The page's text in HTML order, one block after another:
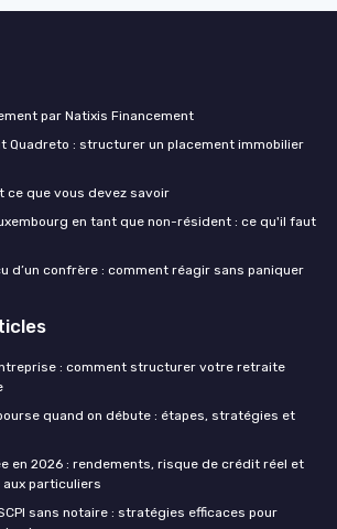
par Natixis Financement
Quadreto : structurer un placement immobilier
ce que vous devez savoir
en tant que non-résident : ce qu'il faut
d’un confrère : comment réagir sans paniquer
: comment structurer votre retraite
quand on débute : étapes, stratégies et
en 2026 : rendements, risque de crédit réel et
particuliers
sans notaire : stratégies efficaces pour